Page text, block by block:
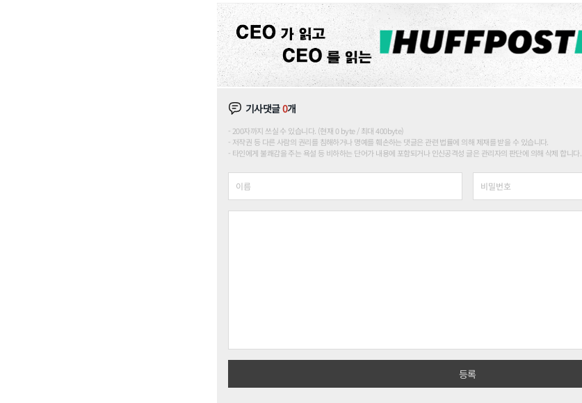
기사댓글0개
200자까지 쓰실 수 있습니다. (현재 0 byte / 최대 400byte)
저작권 등 다른 사람의 권리를 침해하거나 명예를 훼손하는 댓글은 관련 법률에 의해 제재를 받을 수 있습니다.
타인에게 불쾌감을 주는 욕설 등 비하하는 단어가 내용에 포함되거나 인신공격성 글은 관리자의 판단에 의해 삭제 합니다.